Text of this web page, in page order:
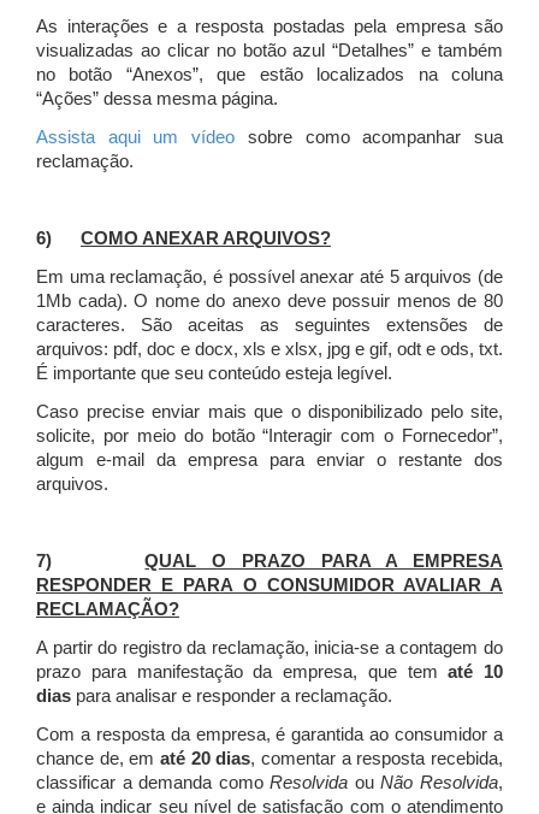
As interações e a resposta postadas pela empresa são
visualizadas ao clicar no botão azul “Detalhes” e também
no botão “Anexos”, que estão localizados na coluna
“Ações” dessa mesma página.
Assista aqui um vídeo sobre como acompanhar sua
reclamação.
6) COMO ANEXAR ARQUIVOS?
Em uma reclamação, é possível anexar até 5 arquivos (de
1Mb cada). O nome do anexo deve possuir menos de 80
caracteres. São aceitas as seguintes extensões de
arquivos: pdf, doc e docx, xls e xlsx, jpg e gif, odt e ods, txt.
É importante que seu conteúdo esteja legível.
Caso precise enviar mais que o disponibilizado pelo site,
solicite, por meio do botão “Interagir com o Fornecedor”,
algum e-mail da empresa para enviar o restante dos
arquivos.
7)QUAL O PRAZO PARA A EMPRESA
RESPONDER E PARA O CONSUMIDOR AVALIAR A
RECLAMAÇÃO?
A partir do registro da reclamação, inicia-se a contagem do
prazo para manifestação da empresa, que tematé 10
dias para analisar e responder a reclamação.
Com a resposta da empresa, é garantida ao consumidor a
chance de, em até 20 dias, comentar a resposta recebida,
classificar a demanda comoResolvida ouNão Resolvida,
e ainda indicar seu nível de satisfação com o atendimento